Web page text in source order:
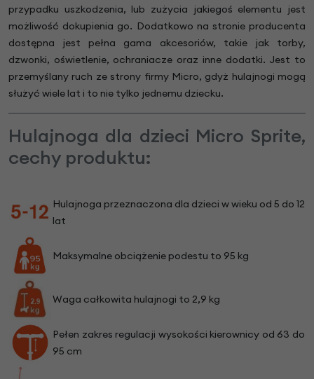
przypadku uszkodzenia, lub zużycia jakiegoś elementu jest
możliwość dokupienia go. Dodatkowo na stronie producenta
dostępna jest pełna gama akcesoriów, takie jak torby,
dzwonki, oświetlenie, ochraniacze oraz inne dodatki. Jest to
przemyślany ruch ze strony firmy Micro, gdyż hulajnogi mogą
służyć wiele lat i to nie tylko jednemu dziecku.
Hulajnoga dla dzieci Micro Sprite,
cechy produktu:
Hulajnoga przeznaczona dla dzieci w wieku od 5 do 12
lat
Maksymalne obciążenie podestu to 95 kg
Waga całkowita hulajnogi to 2,9 kg
Pełen zakres regulacji wysokości kierownicy od 63 do
95 cm